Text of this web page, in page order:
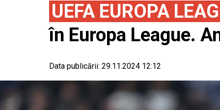
UEFA EUROPA
în Europa League.
Data publicării: 29.11.2024 12:12